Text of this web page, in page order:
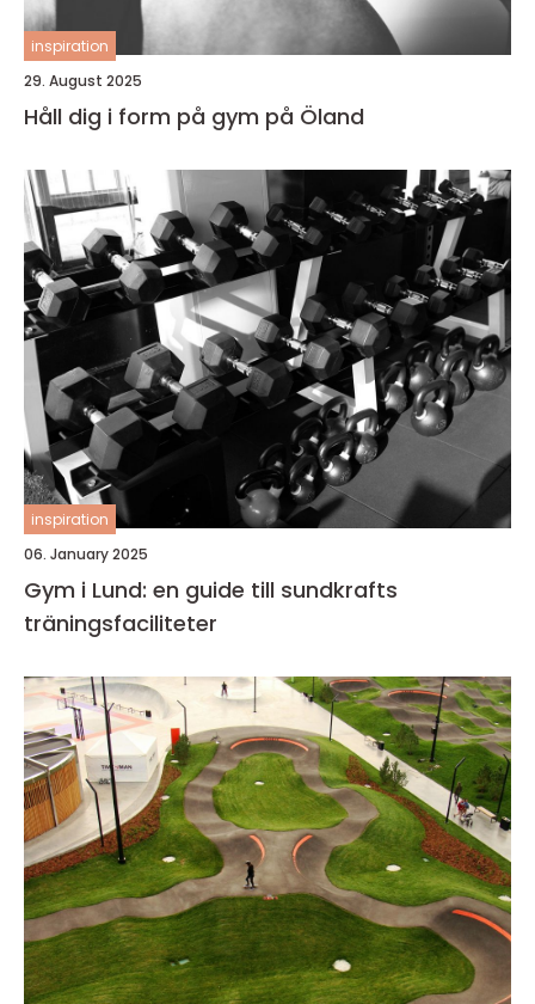
inspiration
29. August 2025
Håll dig i form på gym på Öland
inspiration
06. January 2025
Gym i Lund: en guide till sundkrafts
träningsfaciliteter